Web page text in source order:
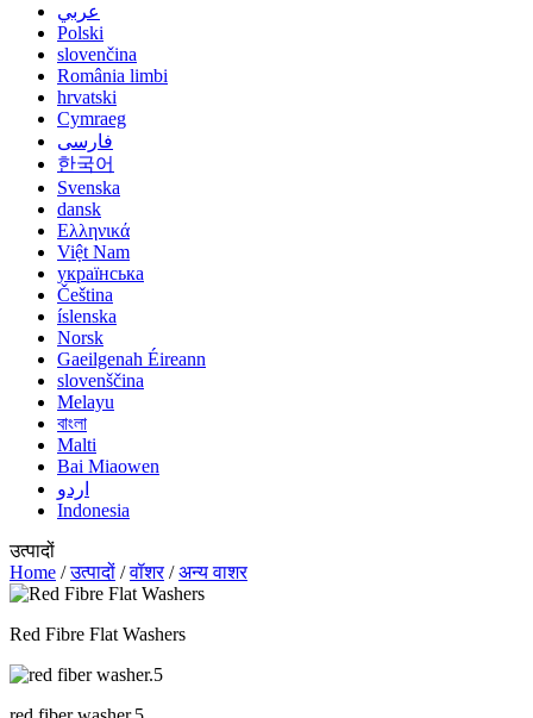
عربي
Polski
slovenčina
România limbi
hrvatski
Cymraeg
فارسی
한국어
Svenska
dansk
Ελληνικά
Việt Nam
українська
Čeština
íslenska
Norsk
Gaeilgenah Éireann
slovenščina
Melayu
বাংলা
Malti
Bai Miaowen
اردو
Indonesia
उत्पादों
Home /उत्पादों /वॉशर/अन्य वाशर
Red Fibre Flat Washers